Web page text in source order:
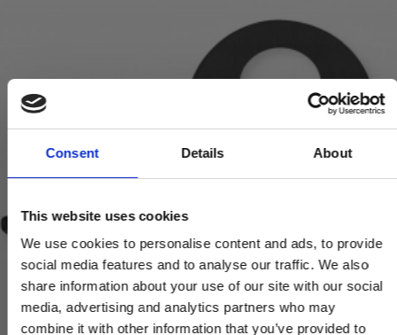
Consent Details About
This website uses cookies
We use cookies to personalise content and ads, to provide
social media features and to analyse our traffic. We also
share information about your use of our site with our social
media, advertising and analytics partners who may
combine it with other information that you’ve provided to